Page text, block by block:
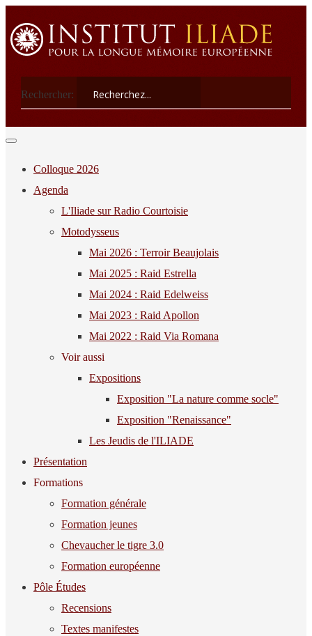
Rechercher:
Colloque 2026
Agenda
L'Iliade sur Radio Courtoisie
Motodysseus
Mai 2026 : Terroir Beaujolais
Mai 2025 : Raid Estrella
Mai 2024 : Raid Edelweiss
Mai 2023 : Raid Apollon
Mai 2022 : Raid Via Romana
Voir aussi
Expositions
Exposition "La nature comme socle"
Exposition "Renaissance"
Les Jeudis de l'ILIADE
Présentation
Formations
Formation générale
Formation jeunes
Chevaucher le tigre 3.0
Formation européenne
Pôle Études
Recensions
Textes manifestes